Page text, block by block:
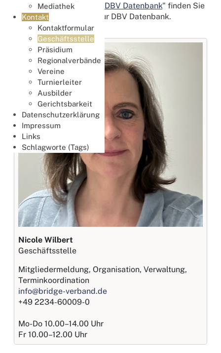
Mediathek
Kontakt
Kontaktformular
Geschäftsstelle
Präsidium
Regionalverbände
Vereine
Turnierleiter
Ausbilder
Gerichtsbarkeit
Datenschutzerklärung
Impressum
Links
Schlagworte (Tags)
Übrigens: Auf der Seite " DBV Datenbank" finden Sie
Fragen und Antworten zur DBV Datenbank.
Nicole Wilbert
Geschäftsstelle
Mitglieder­meldung, Organisation, Verwaltung,
Termin­koordination
info@bridge-verband.de
+49 2234-60009-0
Mo-Do 10.00–14.00 Uhr
Fr 10.00–12.00 Uhr